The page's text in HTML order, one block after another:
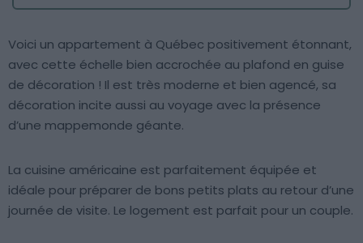
Voici un appartement à Québec positivement étonnant,
avec cette échelle bien accrochée au plafond en guise
de décoration ! Il est très moderne et bien agencé, sa
décoration incite aussi au voyage avec la présence
d’une mappemonde géante.
La cuisine américaine est parfaitement équipée et
idéale pour préparer de bons petits plats au retour d’une
journée de visite. Le logement est parfait pour un couple.